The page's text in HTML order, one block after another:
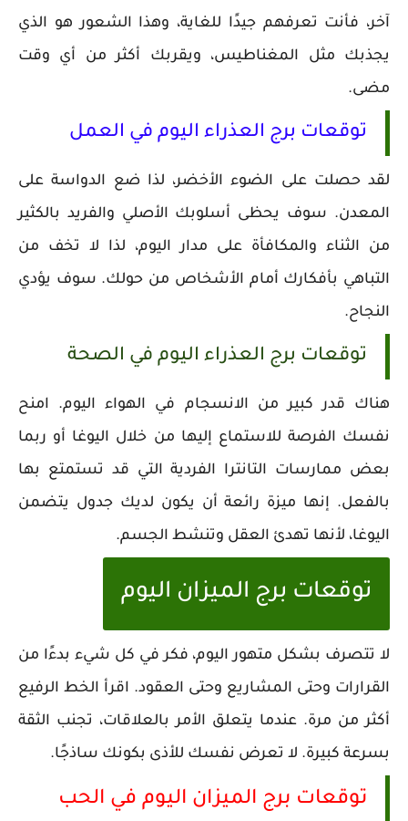
آخر، فأنت تعرفهم جيدًا للغاية، وهذا الشعور هو الذي
يجذبك مثل المغناطيس، ويقربك أكثر من أي وقت
مضى.
توقعات برج العذراء اليوم في العمل
لقد حصلت على الضوء الأخضر، لذا ضع الدواسة على
المعدن. سوف يحظى أسلوبك الأصلي والفريد بالكثير
من الثناء والمكافأة على مدار اليوم، لذا لا تخف من
التباهي بأفكارك أمام الأشخاص من حولك. سوف يؤدي
النجاح.
توقعات برج العذراء اليوم في الصحة
هناك قدر كبير من الانسجام في الهواء اليوم. امنح
نفسك الفرصة للاستماع إليها من خلال اليوغا أو ربما
بعض ممارسات التانترا الفردية التي قد تستمتع بها
بالفعل. إنها ميزة رائعة أن يكون لديك جدول يتضمن
اليوغا، لأنها تهدئ العقل وتنشط الجسم.
توقعات برج الميزان اليوم
لا تتصرف بشكل متهور اليوم، فكر في كل شيء بدءًا من
القرارات وحتى المشاريع وحتى العقود. اقرأ الخط الرفيع
أكثر من مرة. عندما يتعلق الأمر بالعلاقات، تجنب الثقة
بسرعة كبيرة. لا تعرض نفسك للأذى بكونك ساذجًا.
توقعات برج الميزان اليوم في الحب